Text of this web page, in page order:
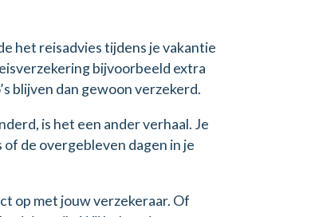
het reisadvies tijdens je vakantie
bijvoorbeeld extra
blijven dan gewoon verzekerd.
is het een ander verhaal. Je
de overgebleven dagen in je
op met jouw verzekeraar. Of